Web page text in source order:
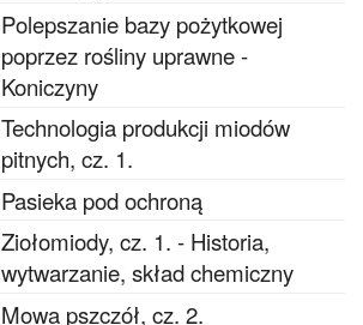
Polepszanie bazy pożytkowej
poprzez rośliny uprawne -
Koniczyny
Technologia produkcji miodów
pitnych, cz. 1.
Pasieka pod ochroną
Ziołomiody, cz. 1. - Historia,
wytwarzanie, skład chemiczny
Mowa pszczół, cz. 2.